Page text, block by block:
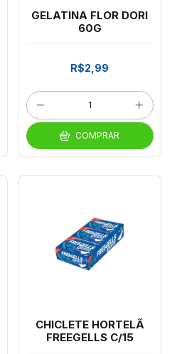
GELATINA FLOR DORI
60G
R$2,99
COMPRAR
CHICLETE HORTELÃ
FREEGELLS C/15